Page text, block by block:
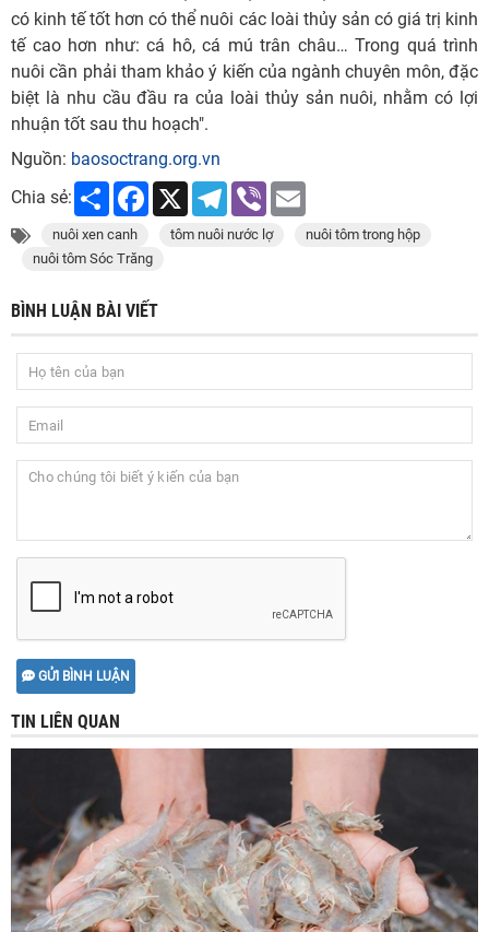
có kinh tế tốt hơn có thể nuôi các loài thủy sản có giá trị kinh
tế cao hơn như: cá hô, cá mú trân châu… Trong quá trình
nuôi cần phải tham khảo ý kiến của ngành chuyên môn, đặc
biệt là nhu cầu đầu ra của loài thủy sản nuôi, nhằm có lợi
nhuận tốt sau thu hoạch".
Nguồn: baosoctrang.org.vn
Chia sẻ:
Share Facebook
X Telegram
Viber
nuôi xen canh tôm nuôi nước lợ
nuôi tôm trong hộp
nuôi tôm Sóc Trăng
BÌNH LUẬN BÀI VIẾT
GỬI BÌNH LUẬN
TIN LIÊN QUAN